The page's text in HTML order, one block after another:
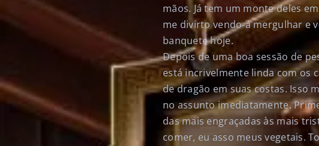
mãos. Já tem um monte deles
me divirto vendo-a mergulhar e
banquete hoje.
Depois de uma boa sessão de
está incrivelmente linda com os
de dragão em suas costas. Isso
no assunto imediatamente.
das mais engraçadas às mais
comer, eu asso meus vegetais.